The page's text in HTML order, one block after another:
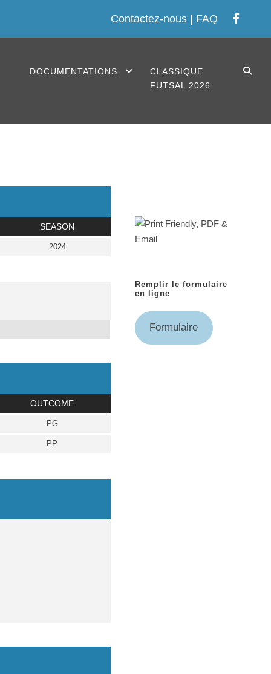
Contactez-nous FAQ
DOCUMENTATIONS
CLASSIQUE
FUTSAL 2026
2
SEASON
2024
OUTCOME
PG
PP
Remplir le formulaire
en ligne
Formulaire